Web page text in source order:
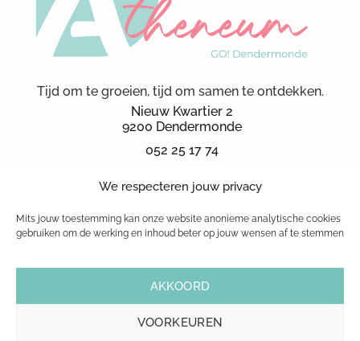
We respecteren jouw privacy
Mits jouw toestemming kan onze website anonieme analytische cookies
gebruiken om de werking en inhoud beter op jouw wensen af te stemmen
AKKOORD
VOORKEUREN
Tijd om te groeien, tijd om samen te ontdekken.
Nieuw Kwartier 2
9200 Dendermonde
052 25 17 74
Schoolbrochure 2026
© 1999-2026 GO! atheneum Dendermonde